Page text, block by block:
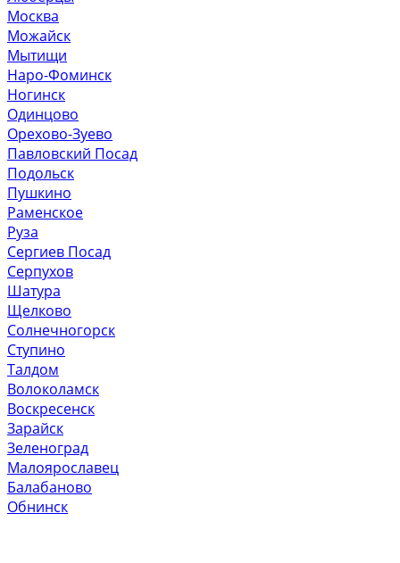
Москва
Можайск
Мытищи
Наро-Фоминск
Ногинск
Одинцово
Орехово-Зуево
Павловский Посад
Подольск
Пушкино
Раменское
Руза
Сергиев Посад
Серпухов
Шатура
Щелково
Солнечногорск
Ступино
Талдом
Волоколамск
Воскресенск
Зарайск
Зеленоград
Малоярославец
Балабаново
Обнинск